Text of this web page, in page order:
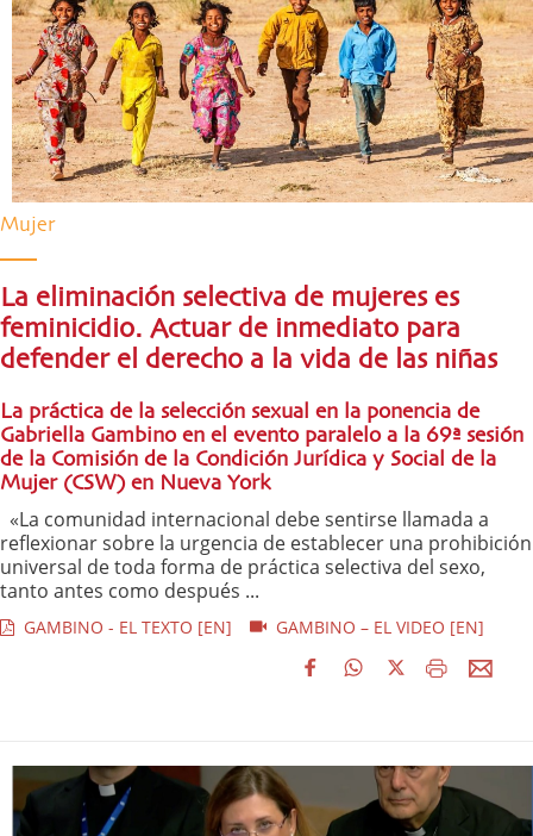
Mujer
La eliminación selectiva de mujeres es
feminicidio. Actuar de inmediato para
defender el derecho a la vida de las niñas
La práctica de la selección sexual en la ponencia de
Gabriella Gambino en el evento paralelo a la 69ª sesión
de la Comisión de la Condición Jurídica y Social de la
Mujer (CSW) en Nueva York
«La comunidad internacional debe sentirse llamada a
reflexionar sobre la urgencia de establecer una prohibición
universal de toda forma de práctica selectiva del sexo,
tanto antes como después ...
GAMBINO - EL TEXTO [EN] GAMBINO – EL VIDEO [EN]